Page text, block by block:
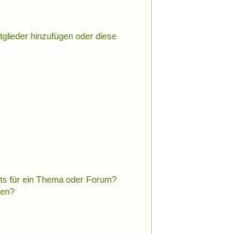
hinzufügen oder diese
für ein Thema oder Forum?